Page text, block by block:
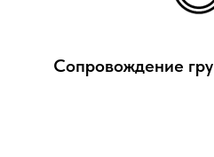
Сопровождение